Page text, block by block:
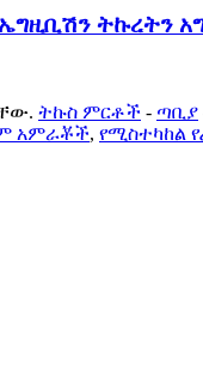
ትኩረትን
ትኩስ ምርቶች - ጣቢያ
አምራቾች, የሚስተካከል